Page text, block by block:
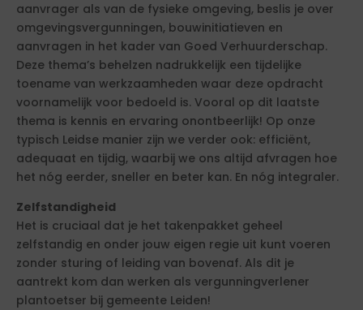
aanvrager als van de fysieke omgeving, beslis je over
omgevingsvergunningen, bouwinitiatieven en
aanvragen in het kader van Goed Verhuurderschap.
Deze thema’s behelzen nadrukkelijk een tijdelijke
toename van werkzaamheden waar deze opdracht
voornamelijk voor bedoeld is. Vooral op dit laatste
thema is kennis en ervaring onontbeerlijk! Op onze
typisch Leidse manier zijn we verder ook: efficiënt,
adequaat en tijdig, waarbij we ons altijd afvragen hoe
het nóg eerder, sneller en beter kan. En nóg integraler.
Zelfstandigheid
Het is cruciaal dat je het takenpakket geheel
zelfstandig en onder jouw eigen regie uit kunt voeren
zonder sturing of leiding van bovenaf. Als dit je
aantrekt kom dan werken als vergunningverlener
plantoetser bij gemeente Leiden!